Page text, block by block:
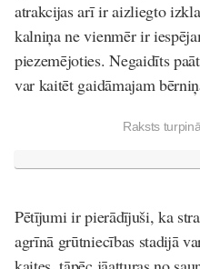
atrakcijas arī ir aizliegto
kalniņa ne vienmēr ir
piezemējoties. Negaidīts
var kaitēt gaidāmajam
Raksts
Pētījumi ir pierādījuši, ka
agrīnā grūtniecības stadijā